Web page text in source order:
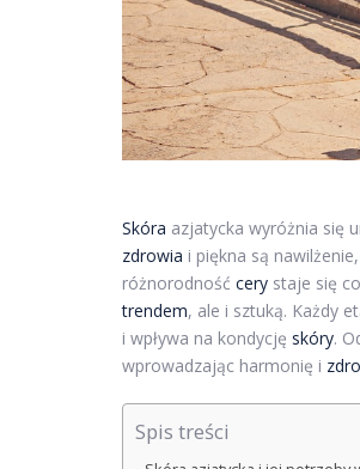
Skóra azjatycka wyróżnia się
zdrowia i piękna są
różnorodność cery staje się
trendem, ale i sztuką. Każdy
i wpływa na kondycję skóry.
wprowadzając harmonię i
Spis treści